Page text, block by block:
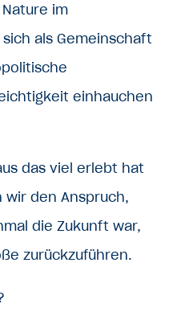
im
als Gemeinschaft
einhauchen
das viel erlebt hat
wir den Anspruch,
die Zukunft war,
zurückzuführen.